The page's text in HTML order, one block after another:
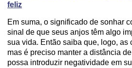
feliz
Em suma, o significado de sonhar
sinal de que seus anjos têm algo
sua vida. Então saiba que, logo, as
mas é preciso manter a distância
possa introduzir negatividade em